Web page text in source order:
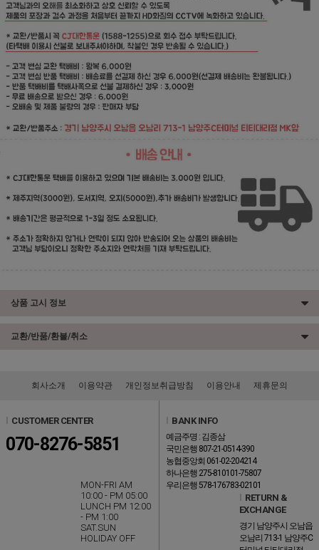
상품 고시 정보
교환/반품/환불/취소
회사소개 이용약관 개인정보취급방침 이용안내 제휴문의
l CUSTOMER CENTER
070-8276-5851
MON-FRI AM
10:00 - PM 05:00
LUNCH PM 12:00
- PM 1:00
SAT.SUN
HOLIDAY OFF
l BANK INFO
예금주명 : 김종삼
국민은행 807-21-0514-390
농협중앙회 061-02-204214
하나은행 275-810101-75807
우리은행 578-176783-02101
l RETURN &
EXCHANGE
경기 남양주시 오남읍
오남리 713-1 남양주C